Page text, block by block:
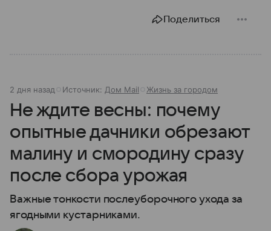
Поделиться
2 дня назад Источник: Дом Mail Жизнь за городом
Не ждите весны: почему
опытные дачники обрезают
малину и смородину сразу
после сбора урожая
Важные тонкости послеуборочного ухода за
ягодными кустарниками.